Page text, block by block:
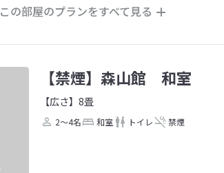
この部屋のプランをすべて見る
【禁煙】森山館 和室
【広さ】8畳
2～4名 和室 トイレ 禁煙